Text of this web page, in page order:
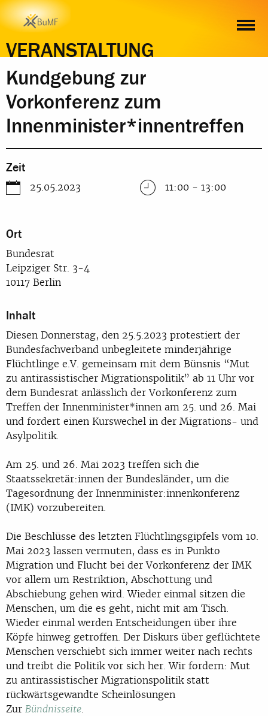
VERANSTALTUNG
ZEIT ORT
Kundgebung zur
Vorkonferenz zum
Innenminister*innentreffen
Zeit
25.05.2023 11:00 - 13:00
Ort
Bundesrat
Leipziger Str. 3-4
10117 Berlin
Inhalt
Diesen Donnerstag, den 25.5.2023 protestiert der
Bundesfachverband unbegleitete minderjährige
Flüchtlinge e.V. gemeinsam mit dem Bünsnis “Mut
zu antirassistischer Migrationspolitik” ab 11 Uhr vor
dem Bundesrat anlässlich der Vorkonferenz zum
Treffen der Innenminister*innen am 25. und 26. Mai
und fordert einen Kurswechel in der Migrations- und
Asylpolitik.
Am 25. und 26. Mai 2023 treffen sich die
Staatssekretär:innen der Bundesländer, um die
Tagesordnung der Innenminister:innenkonferenz
(IMK) vorzubereiten.
Die Beschlüsse des letzten Flüchtlingsgipfels vom 10.
Mai 2023 lassen vermuten, dass es in Punkto
Migration und Flucht bei der Vorkonferenz der IMK
vor allem um Restriktion,Abschottung und
Abschiebung gehen wird. Wieder einmal sitzen die
Menschen, um die es geht, nicht mit am Tisch.
Wieder einmal werden Entscheidungen über ihre
Köpfe hinweg getroffen. Der Diskurs über geflüchtete
Menschen verschiebt sich immer weiter nach rechts
und treibt die Politik vor sich her. Wir fordern: Mut
zu antirassistischer Migrationspolitik statt
rückwärtsgewandte Scheinlösungen
Zur Bündnisseite.